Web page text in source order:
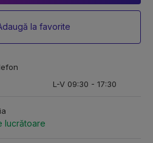
la favorite
L-V 09:30 - 17:30
lucrătoare